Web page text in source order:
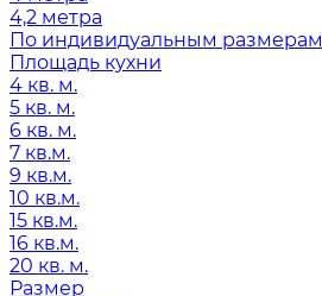
4,2 метра
По индивидуальным размерам
Площадь кухни
4 кв. м.
5 кв. м.
6 кв. м.
7 кв.м.
9 кв.м.
10 кв.м.
15 кв.м.
16 кв.м.
20 кв. м.
Размер